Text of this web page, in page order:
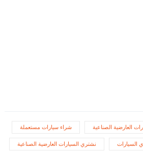
العارضية الصناعية شراء سيارات مستعملة
السيارات نشتري السيارات العارضية الصناعية